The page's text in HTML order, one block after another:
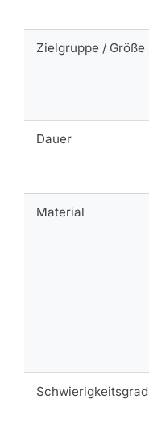
Zielgruppe / Größe
Dauer
Material
Schwierigkeitsgrad